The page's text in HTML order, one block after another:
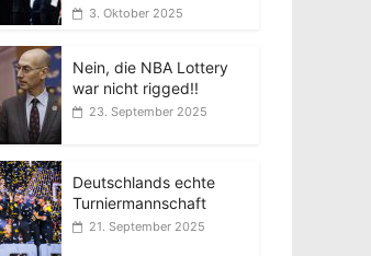
3. Oktober 2025
Nein, die NBA Lottery
war nicht rigged!!
23. September 2025
Deutschlands echte
Turniermannschaft
21. September 2025